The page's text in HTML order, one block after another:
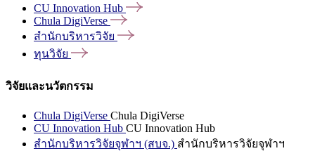
CU Innovation Hub
Chula DigiVerse
สำนักบริหารวิจัย
ทุนวิจัย
วิจัยและนวัตกรรม
Chula DigiVerse Chula DigiVerse
CU Innovation Hub CU Innovation Hub
สำนักบริหารวิจัยจุฬาฯ (สบจ.) สำนักบริหารวิจัยจุฬาฯ